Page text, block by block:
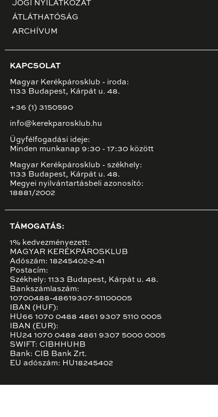
JOGI NYILATKOZAT
ÁTLÁTHATÓSÁG
ARCHÍVUM
KAPCSOLAT
Magyar Kerékpárosklub - iroda:
1133 Budapest, Kárpát u. 48.
+36 (1) 3150590
info@kerekparosklub.hu
Ügyfélfogadási ideje:
Minden munkanap 9:30 - 17:30 között
Magyar Kerékpárosklub - székhely:
1133 Budapest, Kárpát u. 48.
Megyei nyilvántartásbeli azonosító:
18881/2002
TÁMOGATÁS:
1% kedvezményezett:
MAGYAR KERÉKPÁROSKLUB
Adószám: 18245402-2-41
Postacím:
Székhely: 1133 Budapest, Kárpát u. 48.
Bankszámlaszám:
10700488-48619307-51100005
IBAN (HUF):
HU66 1070 0488 4861 9307 5110 0005
IBAN (EUR):
HU24 1070 0488 4861 9307 5000 0005
SWIFT: CIBHHUHB
Bank: CIB Bank Zrt.
EU adószám: HU18245402